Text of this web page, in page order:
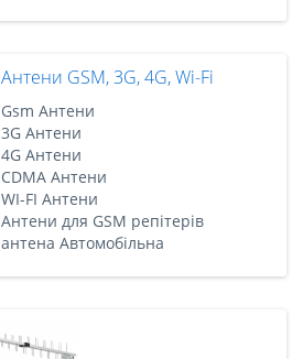
Антени GSM, 3G, 4G, Wi-Fi
Gsm Антени
3G Антени
4G Антени
CDMA Антени
WI-FI Антени
Антени для GSM репітерів
антена Автомобільна